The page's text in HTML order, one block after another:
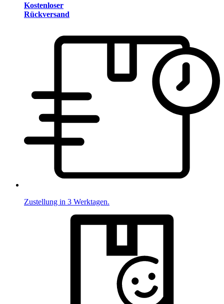
Kostenloser
Rückversand
Zustellung in 3 Werktagen.